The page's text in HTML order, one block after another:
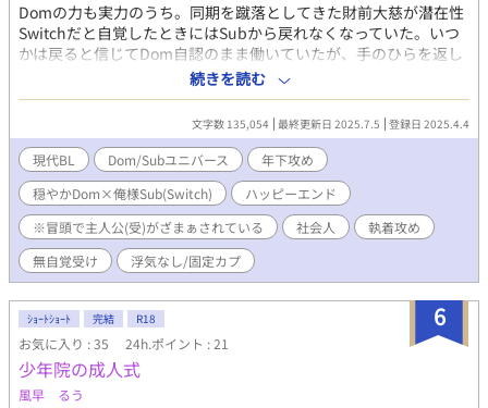
Domの力も実力のうち。同期を蹴落としてきた財前大慈が潜在性
Switchだと自覚したときにはSubから戻れなくなっていた。いつ
かは戻ると信じてDom自認のまま働いていたが、手のひらを返し
た周囲の態度に打ちのめされ街中でパニック発作を起こしてしま
う。 目を覚ますと杜上千裕に膝枕されており、彼の診療所に運ば
れたことを知る。 「Careを拒絶し続けては心を壊す。僕を利用す
ると思えばいい──」 精神科医でありDomである千裕の性行為は
仕事上の対応だと解釈し、受け入れる。 千裕との行為は甘く、大
慈はSubの性感を恥じながら溺れていく。 周りからは性格が丸く
なったと評価され、新しい生き方に適応できたかのように思え
た。 しかし大慈自身は自分が自分ではなくなっていくような不安
を抱えていた。なにより、日々強くなる千裕への想いが「Subだ
から」だと思うと恐ろしくてたまらない。 そんな中で、なんの前
触れもなくDomに転換していた。 千裕に会うとSubに戻ってしま
うかもしれないと不安を隠せない大慈。それを見透かした千裕は
穏やかに身を引く。 Domとしての日常に戻り、Subだった過去
を、千裕を忘れようとするが……再びSubになってしまう。
続きを読む
文字数 135,054 最終更新日 2025.7.5 登録日 2025.4.4
現代BL Dom/Subユニバース
年下攻め
穏やかDom×俺様Sub(Switch)
ハッピーエンド
※冒頭で主人公(受)がざまぁされている
社会人
執着攻め
無自覚受け
浮気なし/固定カプ
6
ｼｮｰﾄｼｮｰﾄ 完結 R18
お気に入り : 35 24h.ポイント : 21
少年院の成人式
風早 るう